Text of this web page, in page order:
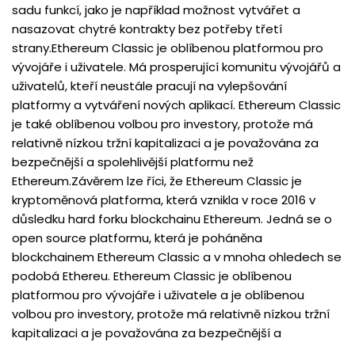
sadu funkcí, jako je například možnost vytvářet a
nasazovat chytré kontrakty bez potřeby třetí
strany.Ethereum Classic je oblíbenou platformou pro
vývojáře i uživatele. Má prosperující komunitu vývojářů a
uživatelů, kteří neustále pracují na vylepšování
platformy a vytváření nových aplikací. Ethereum Classic
je také oblíbenou volbou pro investory, protože má
relativně nízkou tržní kapitalizaci a je považována za
bezpečnější a spolehlivější platformu než
Ethereum.Závěrem lze říci, že Ethereum Classic je
kryptoměnová platforma, která vznikla v roce 2016 v
důsledku hard forku blockchainu Ethereum. Jedná se o
open source platformu, která je poháněna
blockchainem Ethereum Classic a v mnoha ohledech se
podobá Ethereu. Ethereum Classic je oblíbenou
platformou pro vývojáře i uživatele a je oblíbenou
volbou pro investory, protože má relativně nízkou tržní
kapitalizaci a je považována za bezpečnější a